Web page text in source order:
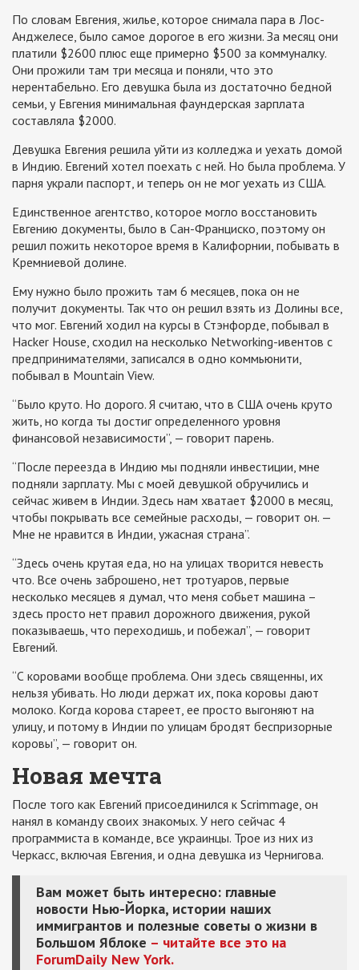
По словам Евгения, жилье, которое снимала пара в Лос-
Анджелесе, было самое дорогое в его жизни. За месяц они
платили $2600 плюс еще примерно $500 за коммуналку.
Они прожили там три месяца и поняли, что это
нерентабельно. Его девушка была из достаточно бедной
семьи, у Евгения минимальная фаундерская зарплата
составляла $2000.
Девушка Евгения решила уйти из колледжа и уехать домой
в Индию. Евгений хотел поехать с ней. Но была проблема. У
парня украли паспорт, и теперь он не мог уехать из США.
Единственное агентство, которое могло восстановить
Евгению документы, было в Сан-Франциско, поэтому он
решил пожить некоторое время в Калифорнии, побывать в
Кремниевой долине.
Ему нужно было прожить там 6 месяцев, пока он не
получит документы. Так что он решил взять из Долины все,
что мог. Евгений ходил на курсы в Стэнфорде, побывал в
Hacker House, сходил на несколько Networking-ивентов с
предпринимателями, записался в одно коммьюнити,
побывал в Mountain View.
“Было круто. Но дорого. Я считаю, что в США очень круто
жить, но когда ты достиг определенного уровня
финансовой независимости”, — говорит парень.
“После переезда в Индию мы подняли инвестиции, мне
подняли зарплату. Мы с моей девушкой обручились и
сейчас живем в Индии. Здесь нам хватает $2000 в месяц,
чтобы покрывать все семейные расходы, — говорит он. —
Мне не нравится в Индии, ужасная страна”.
“Здесь очень крутая еда, но на улицах творится невесть
что. Все очень заброшено, нет тротуаров, первые
несколько месяцев я думал, что меня собьет машина –
здесь просто нет правил дорожного движения, рукой
показываешь, что переходишь, и побежал”, — говорит
Евгений.
“С коровами вообще проблема. Они здесь священны, их
нельзя убивать. Но люди держат их, пока коровы дают
молоко. Когда корова стареет, ее просто выгоняют на
улицу, и потому в Индии по улицам бродят беспризорные
коровы”, — говорит он.
Новая мечта
После того как Евгений присоединился к Scrimmage, он
нанял в команду своих знакомых. У него сейчас 4
программиста в команде, все украинцы. Трое из них из
Черкасс, включая Евгения, и одна девушка из Чернигова.
Вам может быть интересно: главные
новости Нью-Йорка, истории наших
иммигрантов и полезные советы о жизни в
Большом Яблоке – читайте все это на
ForumDaily New York.